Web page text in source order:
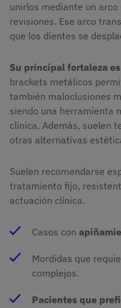
unirlos mediante un
revisiones. Ese arco
que los dientes se
Su principal fortaleza
brackets metálicos
también maloclusiones
siendo una herramienta
clínica. Además, suelen
otras alternativas
Suelen recomendarse
tratamiento fijo,
actuación clínica.
Casos con
Mordidas que
complejos.
Pacientes que